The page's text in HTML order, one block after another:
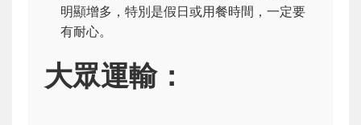
明顯增多，特別是假日或用餐時間，一定要
有耐心。
大眾運輸：